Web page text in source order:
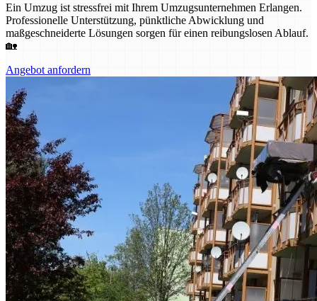
Ein Umzug ist stressfrei mit Ihrem Umzugsunternehmen Erlangen.
Professionelle Unterstützung, pünktliche Abwicklung und
maßgeschneiderte Lösungen sorgen für einen reibungslosen Ablauf.
🏡
Angebot anfordern